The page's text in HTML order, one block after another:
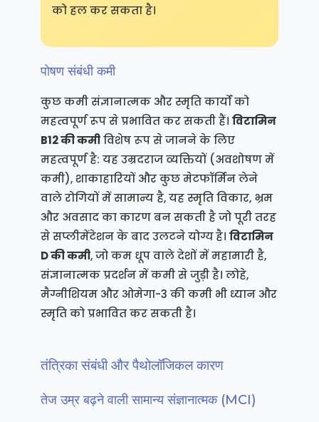
को हल कर सकता है।
पोषण संबंधी कमी
कुछ कमी संज्ञानात्मक और स्मृति कार्यों को
महत्वपूर्ण रूप से प्रभावित कर सकती हैं। विटामिन
B12 की कमीविशेष रूप से जानने के लिए
महत्वपूर्ण है: यह उम्रदराज व्यक्तियों (अवशोषण में
कमी), शाकाहारियों और कुछ मेटफॉर्मिन लेने
वाले रोगियों में सामान्य है, यह स्मृति विकार, भ्रम
और अवसाद का कारण बन सकती है जो पूरी तरह
से सप्लीमेंटेशन के बाद उलटने योग्य है। विटामिन
D की कमी, जो कम धूप वाले देशों में महामारी है,
संज्ञानात्मक प्रदर्शन में कमी से जुड़ी है। लोहे,
मैग्नीशियम और ओमेगा-3 की कमी भी ध्यान और
स्मृति को प्रभावित कर सकती है।
तंत्रिका संबंधी और पैथोलॉजिकल कारण
तेज उम्र बढ़ने वाली सामान्य संज्ञानात्मक (MCI)